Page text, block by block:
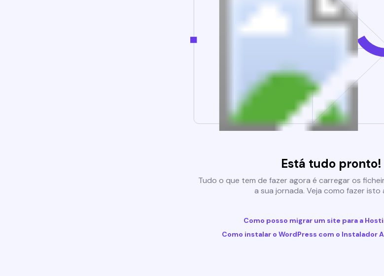
Está tudo pronto!
Tudo o que tem de fazer agora é carregar os
a sua jornada. Veja como fazer isto
Como posso migrar um site para a
Como instalar o WordPress com o Instalador